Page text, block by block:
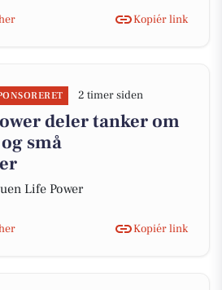
Kopiér link
2 timer siden
deler tanker om
små
Life Power
Kopiér link